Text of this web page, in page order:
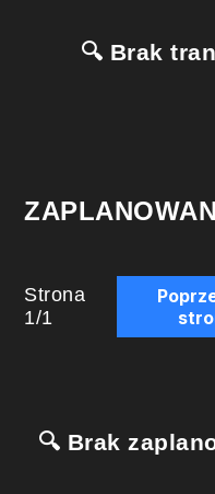
🔍 Brak
Strona
1/1
🔍 Brak